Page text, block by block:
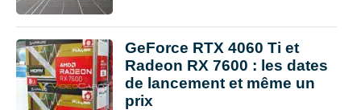
GeForce RTX 4060 Ti et
Radeon RX 7600 : les dates
de lancement et même un
prix